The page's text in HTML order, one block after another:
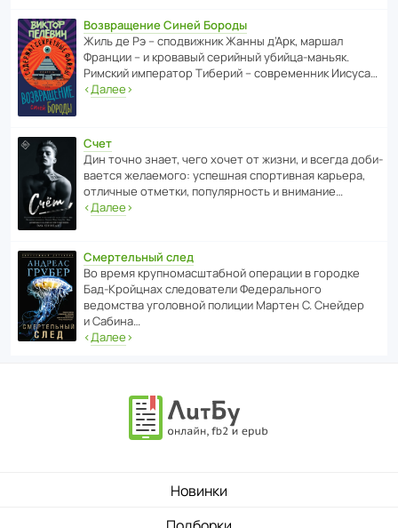
Возвращение Синей Бороды
Жиль де Рэ – спод­ви­жник Жанны д’Арк, маршал
Франции – и кровавый серийный убийца-маньяк.
Римский импе­ратор Тиберий – совре­менник Иисуса…
‹Далее›
Счет
Дин точно знает, чего хочет от жизни, и всегда доби­
ва­ется жела­е­мого: успе­шная спор­ти­вная карьера,
отли­чные отметки, попу­ля­р­ность и внимание…
‹Далее›
Смертельный след
Во время круп­но­мас­ш­та­бной операции в городке
Бад‑Крой­цнах следо­ва­тели Феде­раль­ного
ведомства уголо­вной полиции Мартен С. Снейдер
и Сабина…
‹Далее›
Новинки